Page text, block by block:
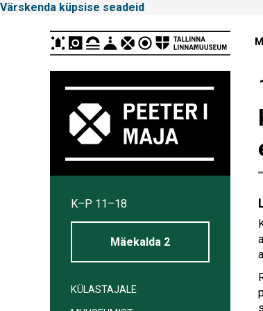
Värskenda küpsise seadeid
Linnamuuseum
K–P 11–18
Mäekalda 2
KÜLASTAJALE